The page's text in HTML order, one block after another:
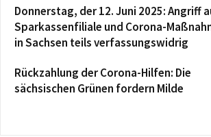
Donnerstag, der 12. Juni 2025: Angriff
Sparkassenfiliale und Corona-
in Sachsen teils verfassungswidrig
Rückzahlung der Corona-Hilfen: Die
sächsischen Grünen fordern Milde